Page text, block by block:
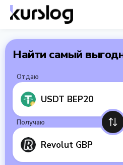
Найти самый
Отдаю
USDT BEP20
Получаю
Revolut GBP